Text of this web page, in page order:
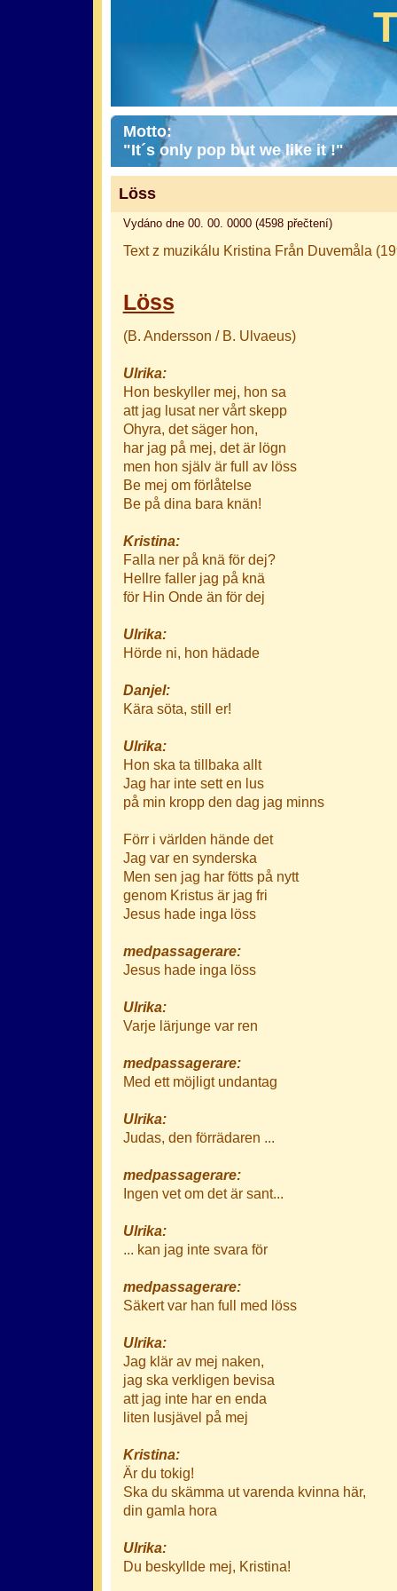
Motto:
"It´s only pop but we like it !"
Löss
Vydáno dne 00. 00. 0000 (4598 přečtení)
Text z muzikálu Kristina Från Duvemåla
Löss
(B. Andersson / B. Ulvaeus)
Ulrika:
Hon beskyller mej, hon sa
att jag lusat ner vårt skepp
Ohyra, det säger hon,
har jag på mej, det är lögn
men hon själv är full av löss
Be mej om förlåtelse
Be på dina bara knän!
Kristina:
Falla ner på knä för dej?
Hellre faller jag på knä
för Hin Onde än för dej
Ulrika:
Hörde ni, hon hädade
Danjel:
Kära söta, still er!
Ulrika:
Hon ska ta tillbaka allt
Jag har inte sett en lus
på min kropp den dag jag minns
Förr i världen hände det
Jag var en synderska
Men sen jag har fötts på nytt
genom Kristus är jag fri
Jesus hade inga löss
medpassagerare:
Jesus hade inga löss
Ulrika:
Varje lärjunge var ren
medpassagerare:
Med ett möjligt undantag
Ulrika:
Judas, den förrädaren ...
medpassagerare:
Ingen vet om det är sant...
Ulrika:
... kan jag inte svara för
medpassagerare:
Säkert var han full med löss
Ulrika:
Jag klär av mej naken,
jag ska verkligen bevisa
att jag inte har en enda
liten lusjävel på mej
Kristina:
Är du tokig!
Ska du skämma ut varenda kvinna här,
din gamla hora
Ulrika:
Du beskyllde mej, Kristina!